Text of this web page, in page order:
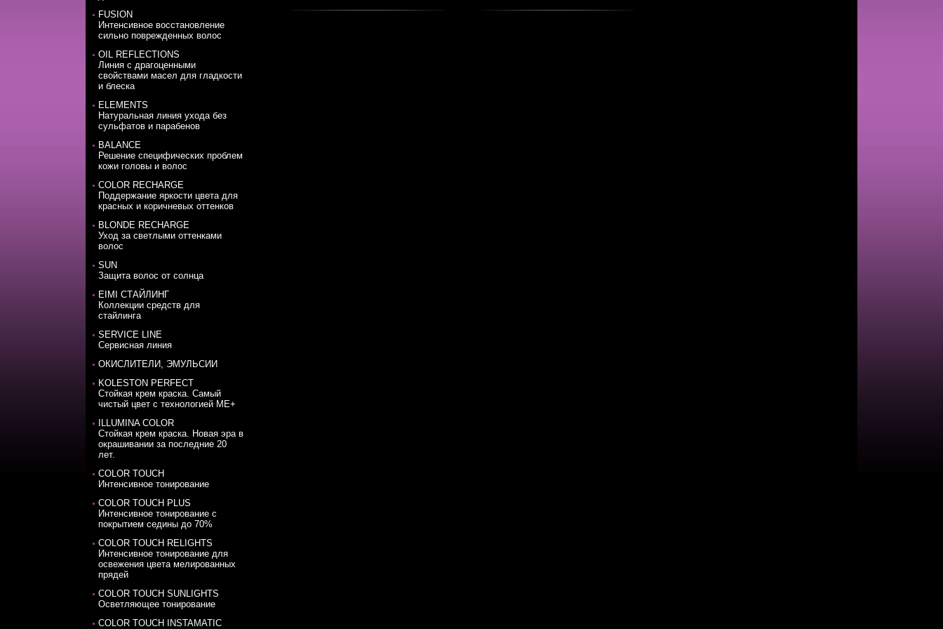
FUSION
Интенсивное восстановление
сильно поврежденных волос
OIL REFLECTIONS
Линия с драгоценными
свойствами масел для гладкости
и блеска
ELEMENTS
Натуральная линия ухода без
сульфатов и парабенов
BALANCE
Решение специфических проблем
кожи головы и волос
COLOR RECHARGE
Поддержание яркости цвета для
красных и коричневых оттенков
BLONDE RECHARGE
Уход за светлыми оттенками
волос
SUN
Защита волос от солнца
EIMI СТАЙЛИНГ
Коллекции средств для
стайлинга
SERVICE LINE
Сервисная линия
ОКИСЛИТЕЛИ, ЭМУЛЬСИИ
KOLESTON PERFECT
Стойкая крем краска. Самый
чистый цвет с технологией ME+
ILLUMINA COLOR
Стойкая крем краска. Новая эра в
окрашивании за последние 20
лет.
COLOR TOUCH
Интенсивное тонирование
COLOR TOUCH PLUS
Интенсивное тонирование с
покрытием седины до 70%
COLOR TOUCH RELIGHTS
Интенсивное тонирование для
освежения цвета мелированных
прядей
COLOR TOUCH SUNLIGHTS
Осветляющее тонирование
COLOR TOUCH INSTAMATIC